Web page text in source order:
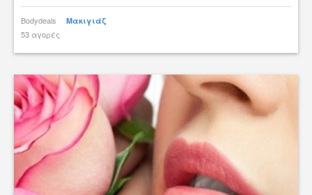
Bodydeals Μακιγιάζ
53 αγορές
tsibato